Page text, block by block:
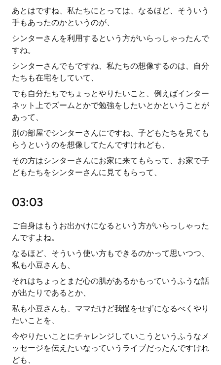
あとはですね、私たちにとっては、なるほど、そういう
手もあったのかというのが、
シンターさんを利用するという方がいらっしゃったんで
すね。
シンターさんでもですね、私たちの想像するのは、自分
たちも在宅をしていて、
でも自分たちでちょっとやりたいこと、例えばインター
ネット上でズームとかで勉強をしたいとかということが
あって、
別の部屋でシンターさんにですね、子どもたちを見ても
らうというのを想像してたんですけれども、
その方はシンターさんにお家に来てもらって、お家で子
どもたちをシンターさんに見てもらって、
03:03
ご自身はもうお出かけになるという方がいらっしゃった
んですよね。
なるほど、そういう使い方もできるのかって思いつつ、
私も小豆さんも、
それはちょっとまだ心の肌があるかもっていうふうな話
が出たりであるとか、
私も小豆さんも、ママだけど我慢をせずになるべくやり
たいことを、
今やりたいことにチャレンジしていこうというふうなメ
ッセージを伝えたいなっていうライブだったんですけれ
ども、